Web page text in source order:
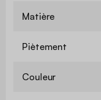
Matière
Piètement
Couleur